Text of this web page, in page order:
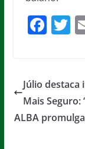
F
e
b
o
T
Júlio
Mais Seguro:
ALBA